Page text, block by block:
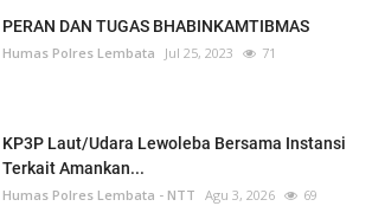
PERAN DAN TUGAS BHABINKAMTIBMAS
Humas Polres Lembata Jul 25, 2023 71
KP3P Laut/Udara Lewoleba Bersama Instansi
Terkait Amankan...
Humas Polres Lembata - NTT Agu 3, 2026 69